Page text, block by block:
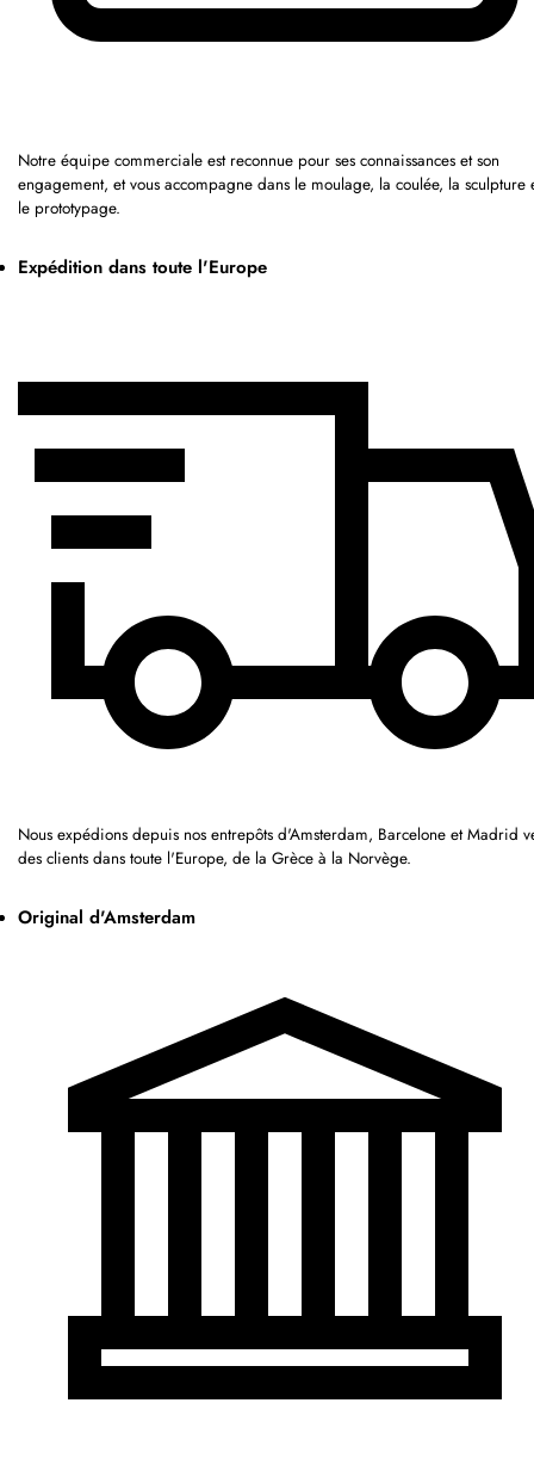
Notre équipe commerciale est reconnue pour ses connaissances et son
engagement, et vous accompagne dans le moulage, la coulée, la sculpture
le prototypage.
Expédition dans toute l'Europe
Nous expédions depuis nos entrepôts d'Amsterdam, Barcelone et Madrid
des clients dans toute l'Europe, de la Grèce à la Norvège.
Original d'Amsterdam